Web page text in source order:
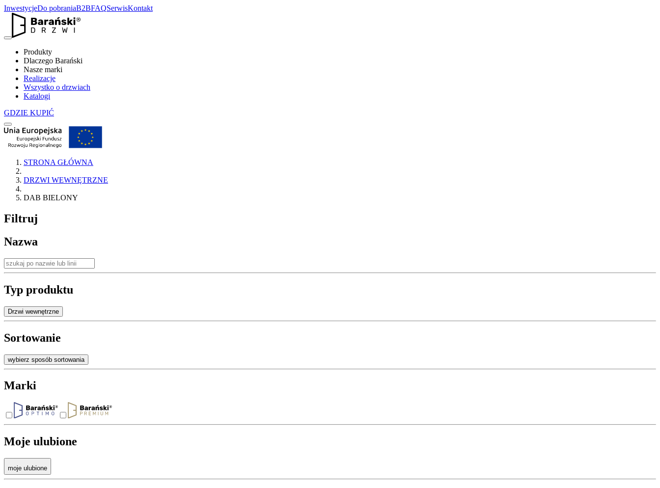
InwestycjeDo pobraniaB2BFAQSerwisKontakt
Produkty
Dlaczego Barański
Nasze marki
Realizacje
Wszystko o drzwiach
Katalogi
GDZIE KUPIĆ
STRONA GŁÓWNA
DRZWI WEWNĘTRZNE
DAB BIELONY
Filtruj
Nazwa
Typ produktu
Drzwi wewnętrzne
Sortowanie
wybierz sposób sortowania
Marki
Moje ulubione
moje ulubione